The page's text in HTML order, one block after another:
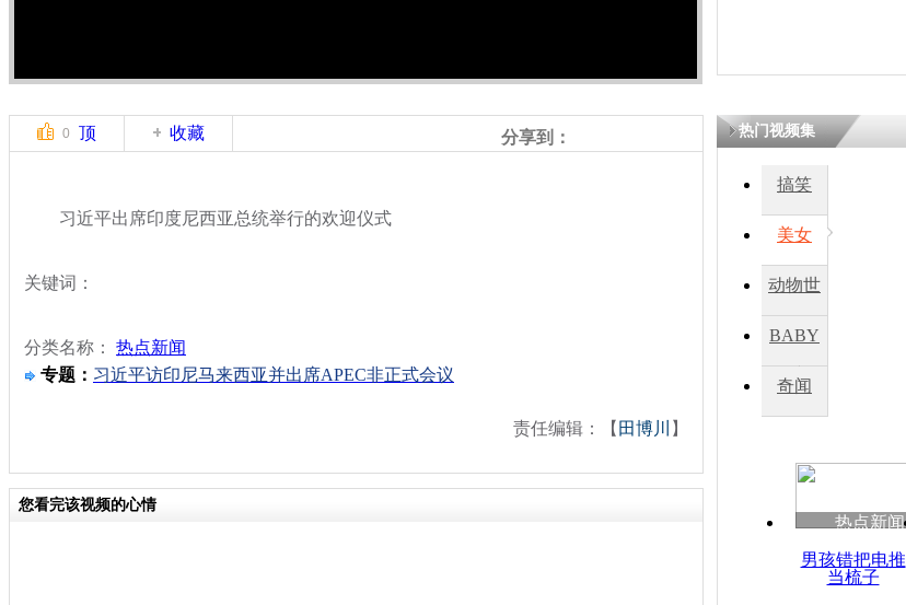
0 顶 收藏 分享到：
习近平出席印度尼西亚总统举行的欢迎仪式
关键词：
分类名称： 热点新闻
专题： 习近平访印尼马来西亚并出席APEC非正式会议
责任编辑：【 田博川 】
您看完该视频的心情
热门视频集
搞笑
美女
动物世
BABY
秀
奇闻
热点新闻
男孩错把电推
当梳子